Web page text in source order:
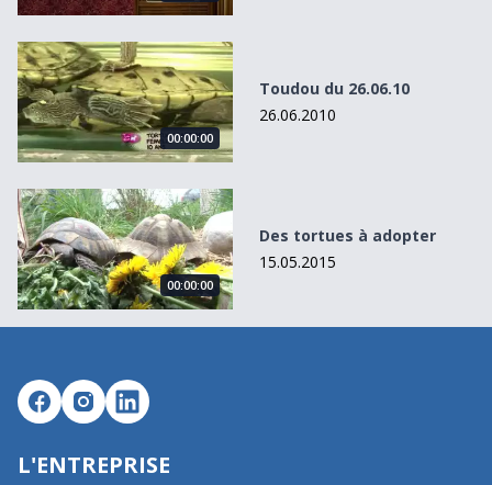
Toudou du 26.06.10
00:00:00
Toudou du 26.06.10
26.06.2010
Des tortues à adopter
00:00:00
Des tortues à adopter
15.05.2015
L'ENTREPRISE